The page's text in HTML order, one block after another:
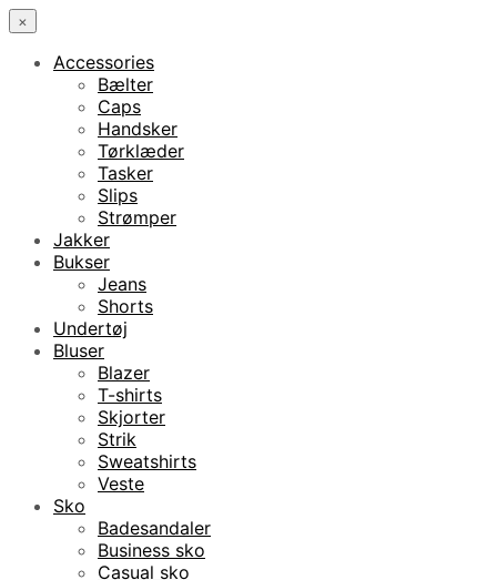
×
Accessories
Bælter
Caps
Handsker
Tørklæder
Tasker
Slips
Strømper
Jakker
Bukser
Jeans
Shorts
Undertøj
Bluser
Blazer
T-shirts
Skjorter
Strik
Sweatshirts
Veste
Sko
Badesandaler
Business sko
Casual sko